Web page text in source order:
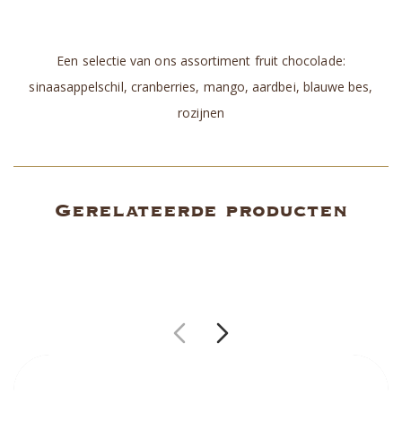
Een selectie van ons assortiment fruit chocolade:
sinaasappelschil, cranberries, mango, aardbei, blauwe bes,
rozijnen
Gerelateerde producten